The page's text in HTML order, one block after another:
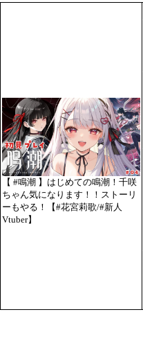
【 #鳴潮 】はじめての鳴潮！千咲
ちゃん気になります！！ストーリ
ーもやる！【#花宮莉歌/#新人
Vtuber】